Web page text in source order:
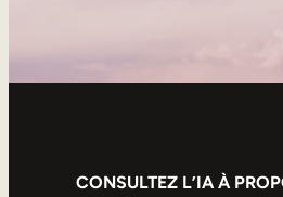
CONSULTEZ L’IA À